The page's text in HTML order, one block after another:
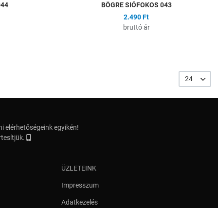
BÖGRE SIÓFOKOS 043
2.490 Ft
bruttó ár
24
elérhetőségeink egyikén!
ÜZLETEINK
Impresszum
Adatkezelés